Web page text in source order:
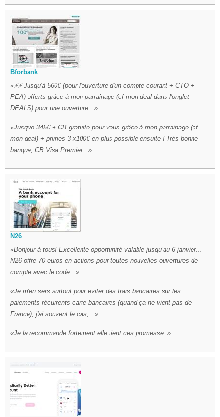
Bforbank
⚡⚡ Jusqu'à 560€ (pour l'ouverture d'un compte courant + CTO +
PEA) offerts grâce à mon parrainage (cf mon deal dans l'onglet
DEALS) pour une ouverture...
Jusque 345€ + CB gratuite pour vous grâce à mon parrainage (cf
mon deal) + primes 3 x100€ en plus possible ensuite ! Très bonne
banque, CB Visa Premier...
N26
Bonjour à tous! Excellente opportunité valable jusqu’au 6 janvier…
N26 offre 70 euros en actions pour toutes nouvelles ouvertures de
compte avec le code...
Je m'en sers surtout pour éviter des frais bancaires sur les
paiements récurrents carte bancaires (quand ça ne vient pas de
France), j'ai souvent le cas,...
Je la recommande fortement elle tient ces promesse .